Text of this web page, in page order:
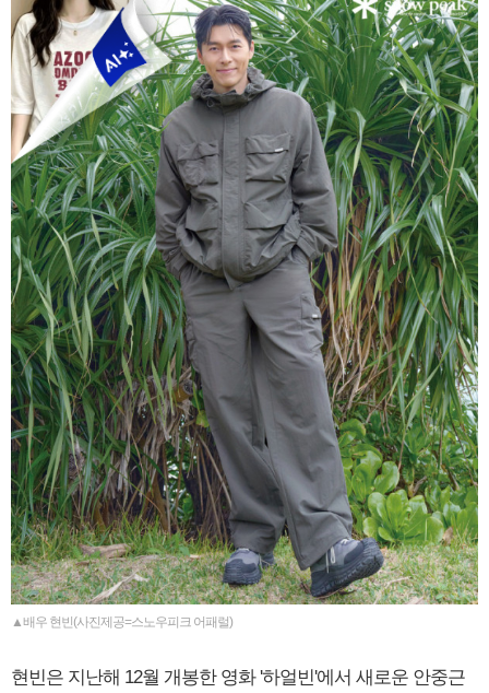
▲배우 현빈(사진제공=스노우피크 어패럴)
현빈은 지난해 12월 개봉한 영화 '하얼빈'에서 새로운 안중근